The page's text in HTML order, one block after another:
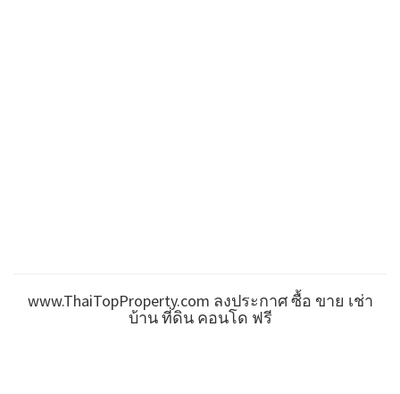
www.ThaiTopProperty.com ลงประกาศ ซื้อ ขาย เช่า
บ้าน ที่ดิน คอนโด ฟรี